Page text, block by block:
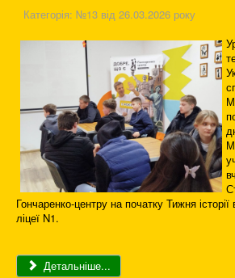
Категорія: №13 від 26.03.2026 року
Гончаренко-центру на початку Тижня
ліцеї N1.
Детальніше...